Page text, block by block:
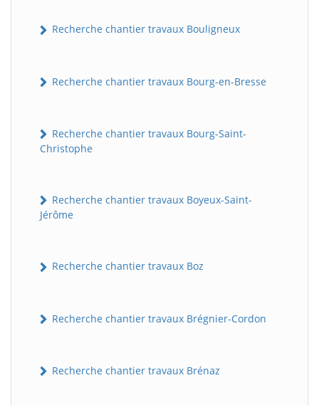
Recherche chantier travaux Bouligneux
Recherche chantier travaux Bourg-en-Bresse
Recherche chantier travaux Bourg-Saint-
Christophe
Recherche chantier travaux Boyeux-Saint-
Jérôme
Recherche chantier travaux Boz
Recherche chantier travaux Brégnier-Cordon
Recherche chantier travaux Brénaz